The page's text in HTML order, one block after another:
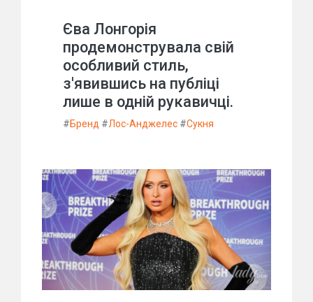
Єва Лонгорія
продемонструвала свій
особливий стиль,
з'явившись на публіці
лише в одній рукавичці.
#Бренд #Лос-Анджелес #Сукня